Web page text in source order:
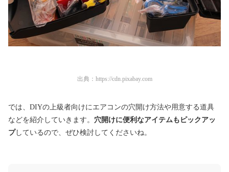
出典： https://cdn.pixabay.com
では、DIYの上級者向けにエアコンの穴開け方法や用意する道具
などを紹介していきます。 穴開けに便利なアイテムもピックアッ
プしているので、ぜひ検討してくださいね。